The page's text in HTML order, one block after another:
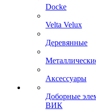
Docke
Velta Velux
Деревянные
Аксессуары
Доборные
ВИК